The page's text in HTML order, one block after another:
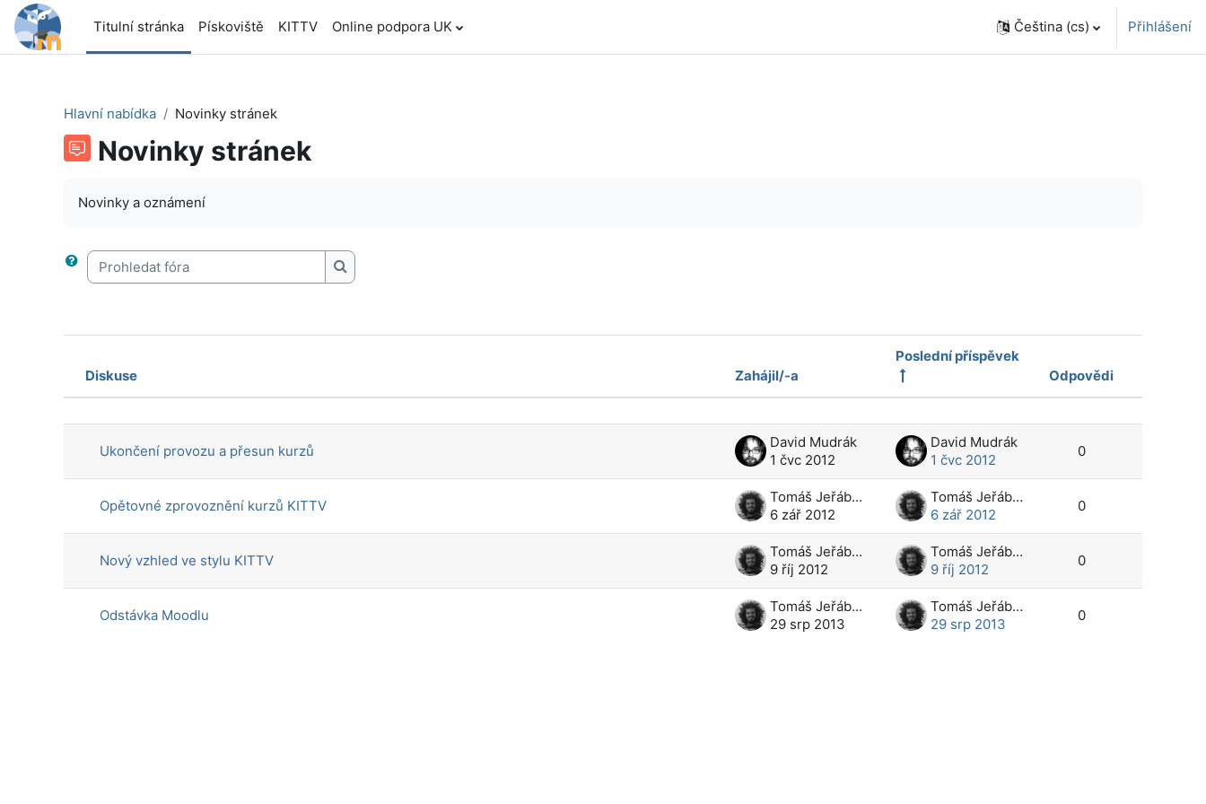
Přejít k hlavnímu obsahu
Titulní stránka
Pískoviště KITTV Online podpora UK Čeština ‎(cs)‎ Přihlášení
Hlavní nabídka Novinky stránek
Novinky stránek
Novinky a oznámení
Prohledat fóra
Prohledat fóra
Stav
Diskuse Zahájil/-a
Poslední příspěvek
Odpovědi
Akce
Ukončení provozu a přesun kurzů
David Mudrák
1 čvc 2012
David Mudrák
1 čvc 2012
0
Opětovné zprovoznění kurzů KITTV
Tomáš Jeřábek
6 zář 2012
Tomáš Jeřábek
6 zář 2012
0
Nový vzhled ve stylu KITTV
Tomáš Jeřábek
9 říj 2012
Tomáš Jeřábek
9 říj 2012
0
Odstávka Moodlu
Tomáš Jeřábek
29 srp 2013
Tomáš Jeřábek
29 srp 2013
0